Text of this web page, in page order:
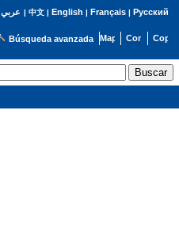
عربي | 中文| English | Français| Русский
Búsqueda avanzada